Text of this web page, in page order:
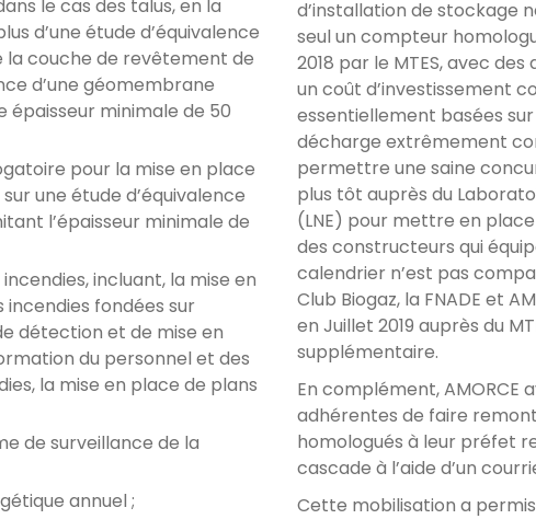
le cas des talus, en la
d’une étude d’équivalence
la couche de revêtement de
d’une géomembrane
épaisseur minimale de 50
pour la mise en place
une étude d’équivalence
l’épaisseur minimale de
incluant, la mise en
fondées sur
détection et de mise en
du personnel et des
la mise en place de plans
de surveillance de la
annuel ;
d’installation de stockage
seul un compteur
2018 par le MTES, avec
un coût d’investissement
essentiellement basées
décharge extrêmement
permettre une saine
plus tôt auprès du
(LNE) pour mettre en
des constructeurs qui
calendrier n’est pas
Club Biogaz, la FNADE et
en Juillet 2019 auprès du
supplémentaire.
En complément, AMORCE
adhérentes de faire
homologués à leur préfet
cascade à l’aide d’un
Cette mobilisation a